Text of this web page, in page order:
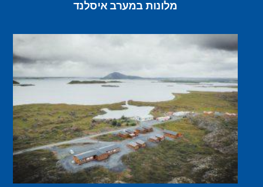
מלונות במערב איסלנד